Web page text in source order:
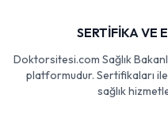
SERTİFİKA VE
Doktorsitesi.com Sağlık
platformudur. Sertifikaları
sağlık